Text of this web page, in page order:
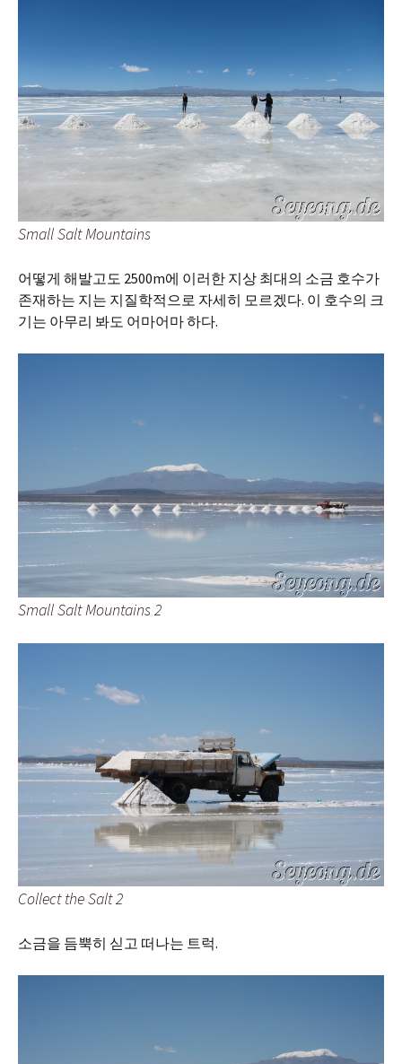
Small Salt Mountains
어떻게 해발고도 2500m에 이러한 지상 최대의 소금 호수가
존재하는 지는 지질학적으로 자세히 모르겠다. 이 호수의 크
기는 아무리 봐도 어마어마 하다.
Small Salt Mountains 2
Collect the Salt 2
소금을 듬뿍히 싣고 떠나는 트럭.